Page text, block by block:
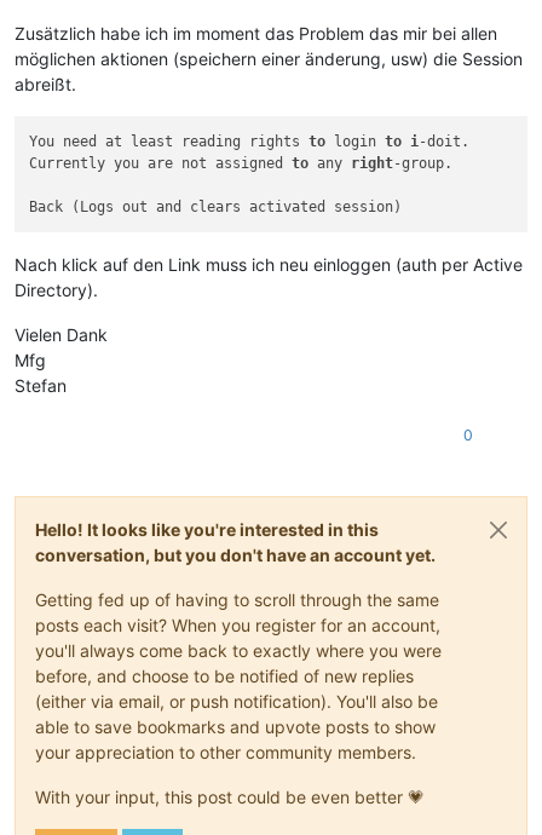
Zusätzlich habe ich im moment das Problem das mir bei allen
möglichen aktionen (speichern einer änderung, usw) die Session
abreißt.
You need at least reading rights to login to i-doit.
Currently you are not assigned to any right-group.
Nach klick auf den Link muss ich neu einloggen (auth per Active
Directory).
Vielen Dank
Mfg
Stefan
0
Hello! It looks like you're interested in this
conversation, but you don't have an account yet.
Getting fed up of having to scroll through the same
posts each visit? When you register for an account,
you'll always come back to exactly where you were
before, and choose to be notified of new replies
(either via email, or push notification). You'll also be
able to save bookmarks and upvote posts to show
your appreciation to other community members.
With your input, this post could be even better 💗